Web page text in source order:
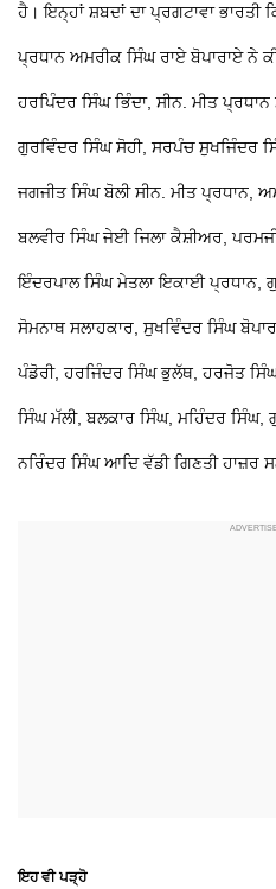
ਹੈ। ਇਨ੍ਹਾਂ ਸ਼ਬਦਾਂ ਦਾ ਪ੍ਰਗਟਾਵਾ ਭਾਰਤੀ
ਪ੍ਰਧਾਨ ਅਮਰੀਕ ਸਿੰਘ ਰਾਏ ਬੋਪਾਰਾਏ ਨੇ
ਹਰਪਿੰਦਰ ਸਿੰਘ ਭਿੰਦਾ, ਸੀਨ. ਮੀਤ
ਗੁਰਵਿੰਦਰ ਸਿੰਘ ਸੋਹੀ, ਸਰਪੰਚ ਸੁਖਜਿੰਦਰ
ਜਗਜੀਤ ਸਿੰਘ ਬੋਲੀ ਸੀਨ. ਮੀਤ ਪ੍ਰਧਾਨ,
ਬਲਵੀਰ ਸਿੰਘ ਜੇਈ ਜਿਲਾ ਕੈਸ਼ੀਅਰ,
ਇੰਦਰਪਾਲ ਸਿੰਘ ਮੇਤਲਾ ਇਕਾਈ ਪ੍ਰਧਾਨ,
ਸੋਮਨਾਥ ਸਲਾਹਕਾਰ, ਸੁਖਵਿੰਦਰ ਸਿੰਘ
ਪੰਡੋਰੀ, ਹਰਜਿੰਦਰ ਸਿੰਘ ਭੁਲੱਥ, ਹਰਜੋਤ
ਸਿੰਘ ਮੱਲੀ, ਬਲਕਾਰ ਸਿੰਘ, ਮਹਿੰਦਰ ਸਿੰਘ,
ਨਰਿੰਦਰ ਸਿੰਘ ਆਦਿ ਵੱਡੀ ਗਿਣਤੀ ਹਾਜ਼ਰ
ਇਹ ਵੀ ਪੜ੍ਹੋ